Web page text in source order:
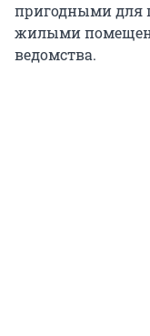
пригодными для
жилыми
ведомства.